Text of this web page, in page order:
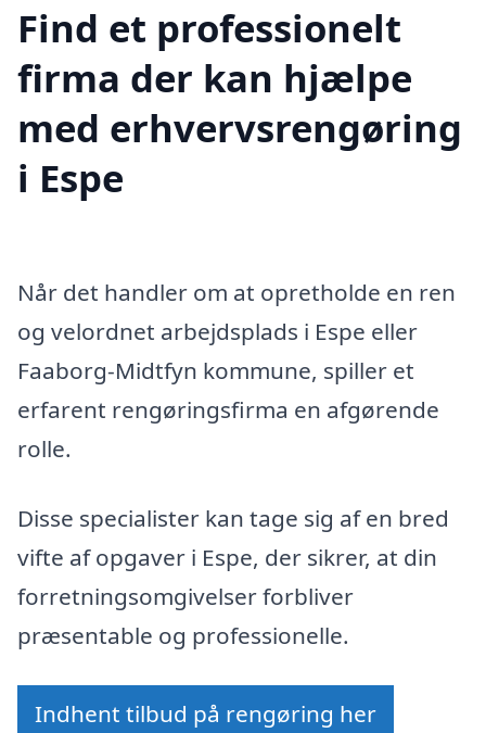
Find et professionelt
firma der kan hjælpe
med erhvervsrengøring
i Espe
Når det handler om at opretholde en ren
og velordnet arbejdsplads i Espe eller
Faaborg-Midtfyn kommune, spiller et
erfarent rengøringsfirma en afgørende
rolle.
Disse specialister kan tage sig af en bred
vifte af opgaver i Espe, der sikrer, at din
forretningsomgivelser forbliver
præsentable og professionelle.
Indhent tilbud på rengøring her